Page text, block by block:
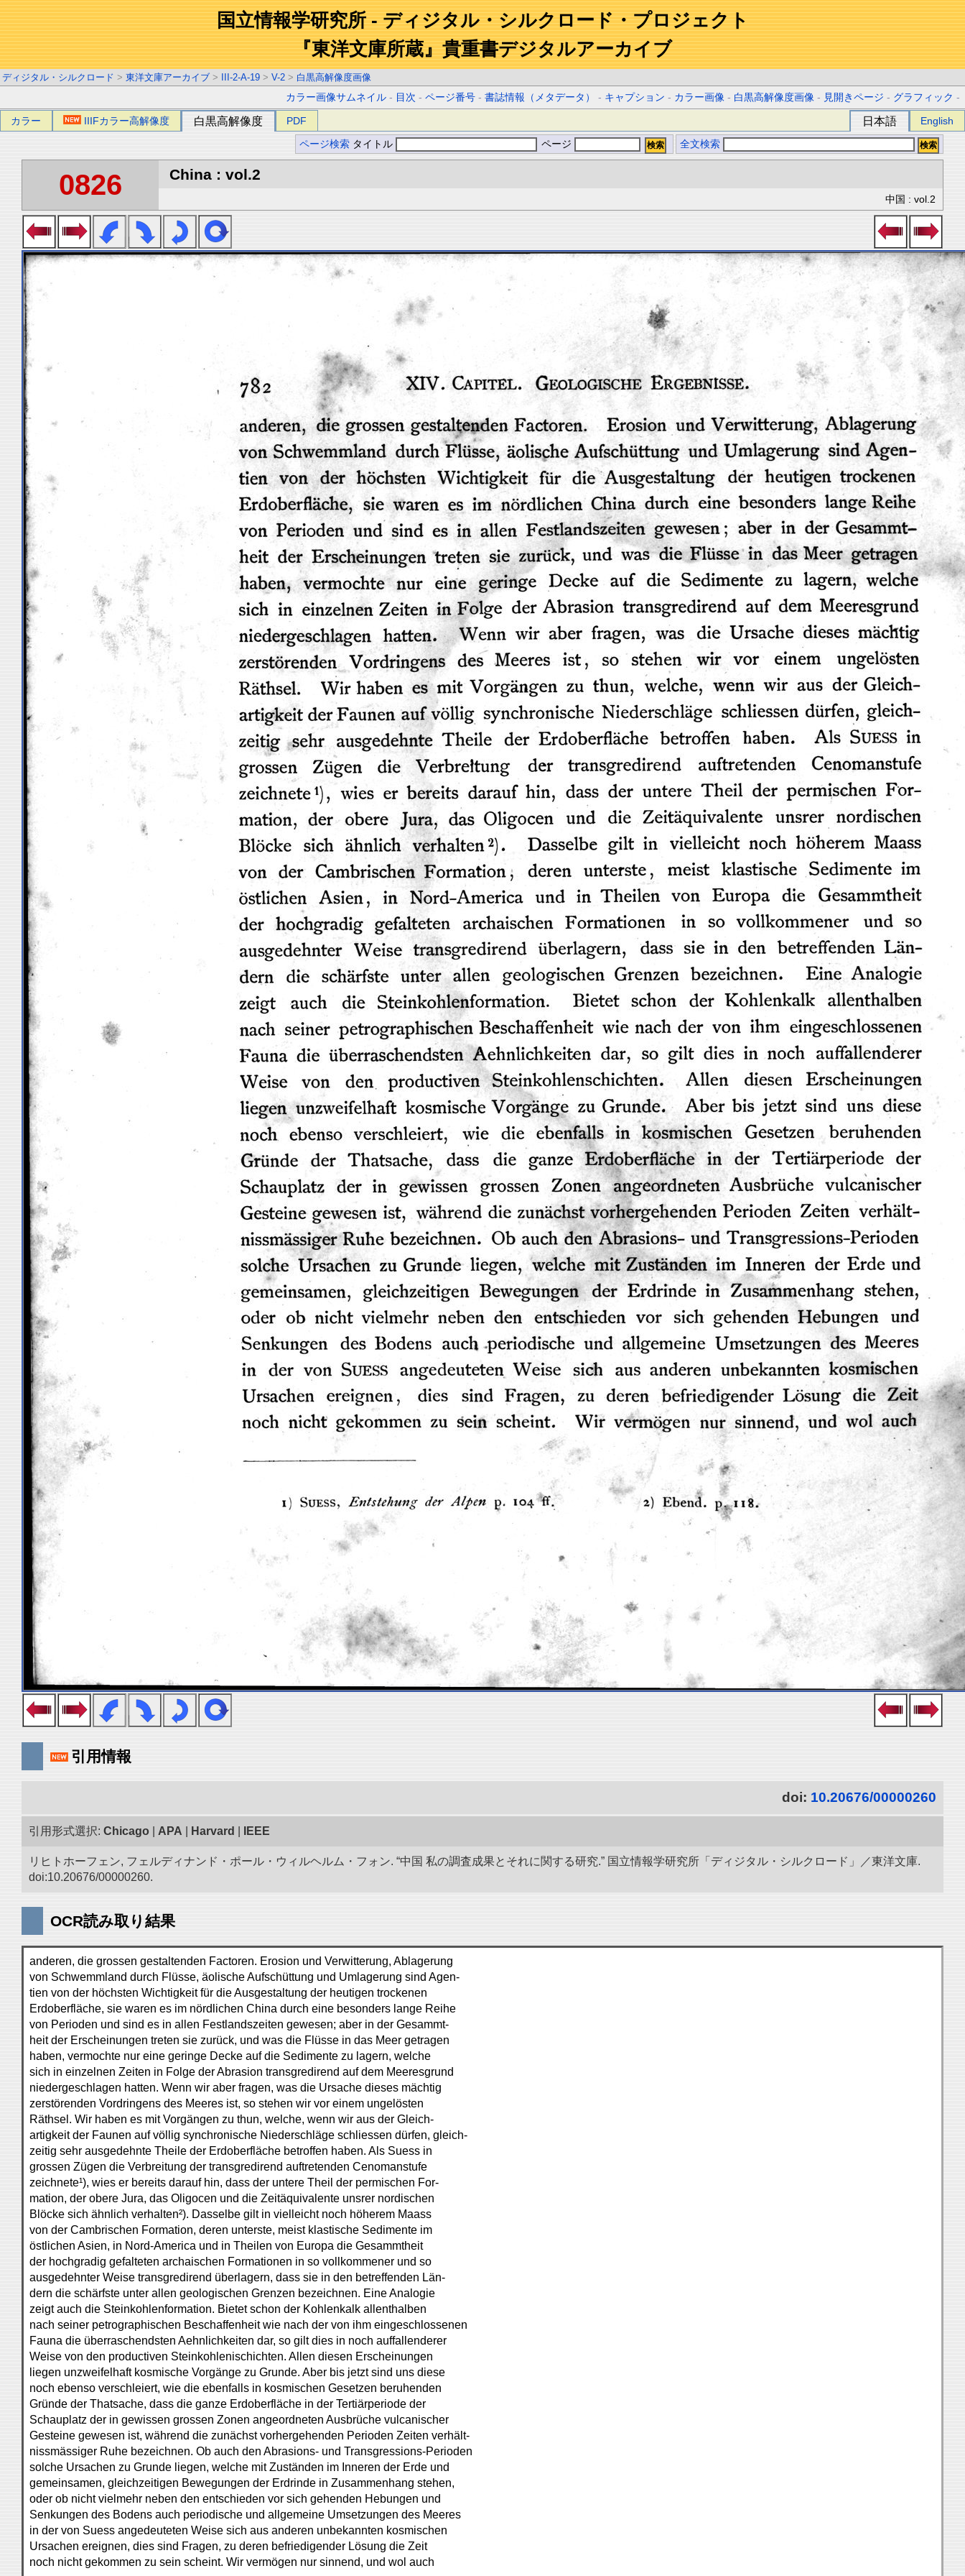
国立情報学研究所 - ディジタル・シルクロード・プロジェクト
『東洋文庫所蔵』貴重書デジタルアーカイブ
ディジタル・シルクロード > 東洋文庫アーカイブ > III-2-A-19 > V-2 > 白黒高解像度画像
カラー画像サムネイル - 目次 -ページ番号 -書誌情報（メタデータ） - キャプション - カラー画像 - 白黒高解像度画像 - 見開きページ - グラフィック -
カラー IIIFカラー高解像度 白黒高解像度 PDF 日本語 English
ページ検索 タイトル ページ 全文検索
0826 China : vol.2
中国 : vol.2
引用情報
doi: 10.20676/00000260
引用形式選択: Chicago APA Harvard IEEE
リヒトホーフェン, フェルディナンド・ポール・ウィルヘルム・フォン. “中国 私の調査成果とそれに関する研究.” 国立情報学研究所「ディジタル・シルクロード」／東洋文庫.
doi:10.20676/00000260.
OCR読み取り結果
anderen, die grossen gestaltenden Factoren. Erosion und Verwitterung, Ablagerung
von Schwemmland durch Flüsse, äolische Aufschüttung und Umlagerung sind Agen-
tien von der höchsten Wichtigkeit für die Ausgestaltung der heutigen trockenen
Erdoberfläche, sie waren es im nördlichen China durch eine besonders lange Reihe
von Perioden und sind es in allen Festlandszeiten gewesen; aber in der Gesammt-
heit der Erscheinungen treten sie zurück, und was die Flüsse in das Meer getragen
haben, vermochte nur eine geringe Decke auf die Sedimente zu lagern, welche
sich in einzelnen Zeiten in Folge der Abrasion transgredirend auf dem Meeresgrund
niedergeschlagen hatten. Wenn wir aber fragen, was die Ursache dieses mächtig
zerstörenden Vordringens des Meeres ist, so stehen wir vor einem ungelösten
Räthsel. Wir haben es mit Vorgängen zu thun, welche, wenn wir aus der Gleich-
artigkeit der Faunen auf völlig synchronische Niederschläge schliessen dürfen, gleich-
zeitig sehr ausgedehnte Theile der Erdoberfläche betroffen haben. Als Suess in
grossen Zügen die Verbreitung der transgredirend auftretenden Cenomanstufe
zeichnete¹), wies er bereits darauf hin, dass der untere Theil der permischen For-
mation, der obere Jura, das Oligocen und die Zeitäquivalente unsrer nordischen
Blöcke sich ähnlich verhalten²). Dasselbe gilt in vielleicht noch höherem Maass
von der Cambrischen Formation, deren unterste, meist klastische Sedimente im
östlichen Asien, in Nord-America und in Theilen von Europa die Gesammtheit
der hochgradig gefalteten archaischen Formationen in so vollkommener und so
ausgedehnter Weise transgredirend überlagern, dass sie in den betreffenden Län-
dern die schärfste unter allen geologischen Grenzen bezeichnen. Eine Analogie
zeigt auch die Steinkohlenformation. Bietet schon der Kohlenkalk allenthalben
nach seiner petrographischen Beschaffenheit wie nach der von ihm eingeschlossenen
Fauna die überraschendsten Aehnlichkeiten dar, so gilt dies in noch auffallenderer
Weise von den productiven Steinkohlenischichten. Allen diesen Erscheinungen
liegen unzweifelhaft kosmische Vorgänge zu Grunde. Aber bis jetzt sind uns diese
noch ebenso verschleiert, wie die ebenfalls in kosmischen Gesetzen beruhenden
Gründe der Thatsache, dass die ganze Erdoberfläche in der Tertiärperiode der
Schauplatz der in gewissen grossen Zonen angeordneten Ausbrüche vulcanischer
Gesteine gewesen ist, während die zunächst vorhergehenden Perioden Zeiten verhält-
nissmässiger Ruhe bezeichnen. Ob auch den Abrasions- und Transgressions-Perioden
solche Ursachen zu Grunde liegen, welche mit Zuständen im Inneren der Erde und
gemeinsamen, gleichzeitigen Bewegungen der Erdrinde in Zusammenhang stehen,
oder ob nicht vielmehr neben den entschieden vor sich gehenden Hebungen und
Senkungen des Bodens auch periodische und allgemeine Umsetzungen des Meeres
in der von Suess angedeuteten Weise sich aus anderen unbekannten kosmischen
Ursachen ereignen, dies sind Fragen, zu deren befriedigender Lösung die Zeit
noch nicht gekommen zu sein scheint. Wir vermögen nur sinnend, und wol auch